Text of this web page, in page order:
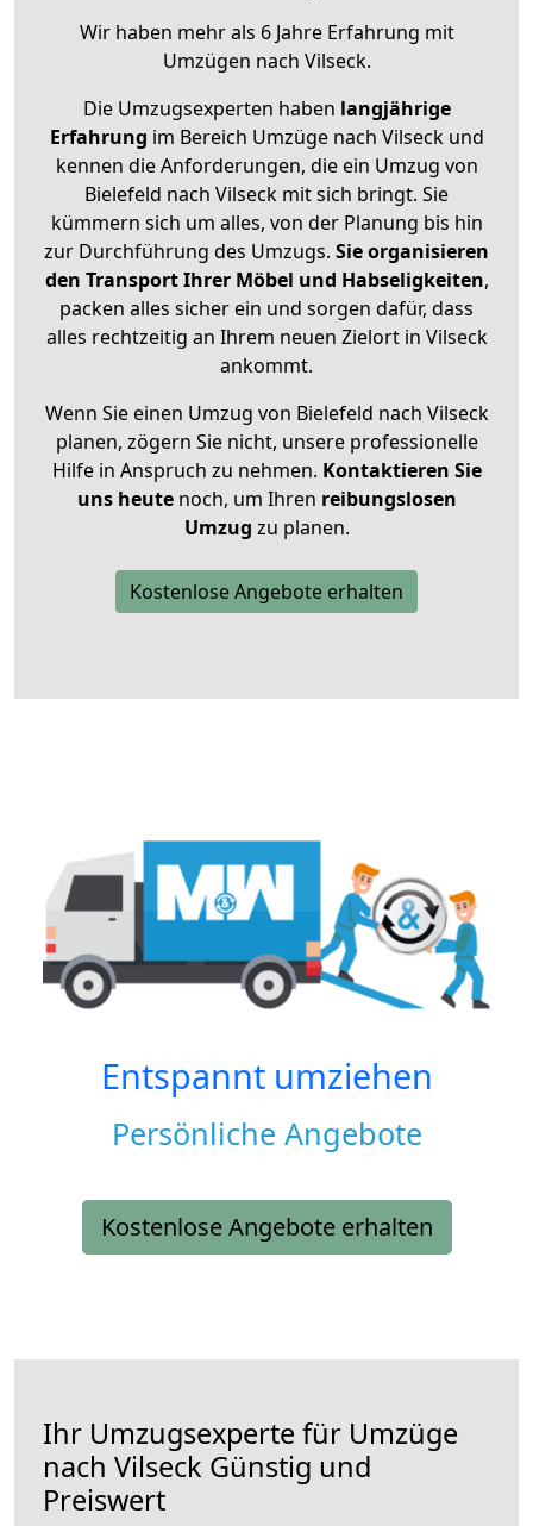
Wir haben mehr als 6 Jahre Erfahrung mit
Umzügen nach Vilseck.
Die Umzugsexperten haben langjährige
Erfahrung im Bereich Umzüge nach Vilseck und
kennen die Anforderungen, die ein Umzug von
Bielefeld nach Vilseck mit sich bringt. Sie
kümmern sich um alles, von der Planung bis hin
zur Durchführung des Umzugs. Sie organisieren
den Transport Ihrer Möbel und Habseligkeiten,
packen alles sicher ein und sorgen dafür, dass
alles rechtzeitig an Ihrem neuen Zielort in Vilseck
ankommt.
Wenn Sie einen Umzug von Bielefeld nach Vilseck
planen, zögern Sie nicht, unsere professionelle
Hilfe in Anspruch zu nehmen. Kontaktieren Sie
uns heutenoch, um Ihren reibungslosen
Umzug zu planen.
Kostenlose Angebote erhalten
Entspannt umziehen
Persönliche Angebote
Kostenlose Angebote erhalten
Ihr Umzugsexperte für Umzüge
nach Vilseck Günstig und
Preiswert